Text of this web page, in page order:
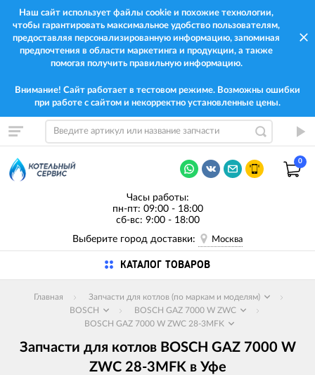
Наш сайт использует файлы cookie и похожие технологии,
чтобы гарантировать максимальное удобство пользователям,
предоставляя персонализированную информацию, запоминая
предпочтения в области маркетинга и продукции, а также
помогая получить правильную информацию.
Внимание! Сайт работает в тестовом режиме. Возможны ошибки
при работе с сайтом и некорректно установленные цены.
0
Часы работы:
пн-пт: 09:00 - 18:00
сб-вс: 9:00 - 18:00
Выберите город доставки:
Москва
КАТАЛОГ ТОВАРОВ
Главная
Запчасти для котлов (по маркам и моделям)
BOSCH
BOSCH GAZ 7000 W ZWC
BOSCH GAZ 7000 W ZWC 28-3MFK
Запчасти для котлов BOSCH GAZ 7000 W
ZWC 28-3MFK в Уфе